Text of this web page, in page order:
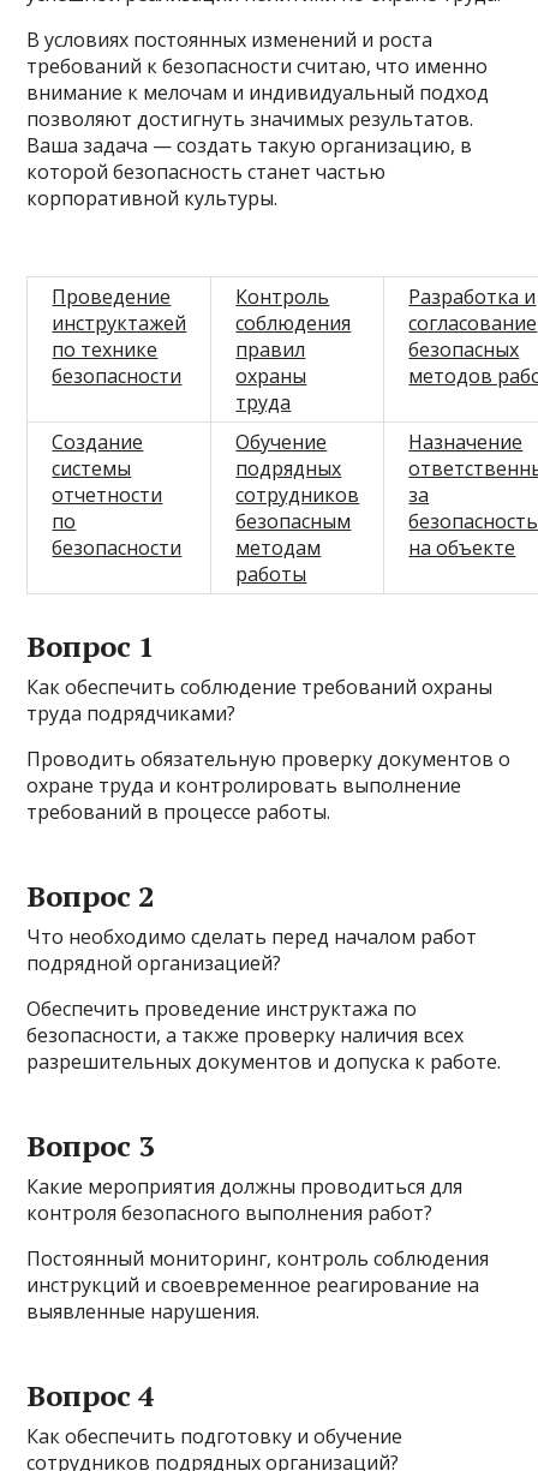
В условиях постоянных изменений и роста
требований к безопасности считаю, что именно
внимание к мелочам и индивидуальный подход
позволяют достигнуть значимых результатов.
Ваша задача — создать такую организацию, в
которой безопасность станет частью
корпоративной культуры.
Проведение
инструктажей
по технике
безопасности
Контроль
соблюдения
правил
охраны
труда
Разработка и
согласование
безопасных
методов
Создание
системы
отчетности
по
безопасности
Обучение
подрядных
сотрудников
безопасным
методам
работы
Назначение
за
безопасность
на объекте
Вопрос 1
Как обеспечить соблюдение требований охраны
труда подрядчиками?
Проводить обязательную проверку документов о
охране труда и контролировать выполнение
требований в процессе работы.
Вопрос 2
Что необходимо сделать перед началом работ
подрядной организацией?
Обеспечить проведение инструктажа по
безопасности, а также проверку наличия всех
разрешительных документов и допуска к работе.
Вопрос 3
Какие мероприятия должны проводиться для
контроля безопасного выполнения работ?
Постоянный мониторинг, контроль соблюдения
инструкций и своевременное реагирование на
выявленные нарушения.
Вопрос 4
Как обеспечить подготовку и обучение
сотрудников подрядных организаций?